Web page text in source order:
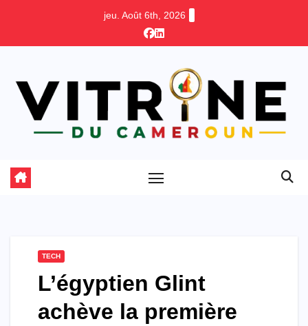
jeu. Août 6th, 2026
TECH
L’égyptien Glint
achève la première